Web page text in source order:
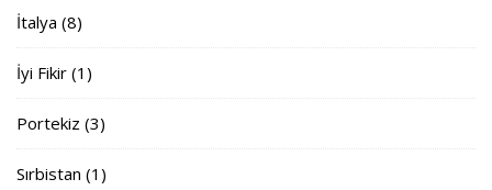
İtalya (8)
İyi Fikir (1)
Portekiz (3)
Sırbistan (1)